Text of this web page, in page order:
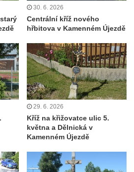
nad Nisou
v Kostelní ulici v
nad Nisou
hřbitova u kostela
u Jablonce
svatého Václava v
nad Nisou
čp. 53 v Maršovicích
parku Dolního
30. 6. 2026
Centrální kříž nového
hřbitova v Kamenném Újezdě
29. 6. 2026
Kříž na křižovatce ulic 5.
května a Dělnická v
Kamenném Újezdě